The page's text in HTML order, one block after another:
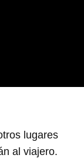
lugares
al viajero.